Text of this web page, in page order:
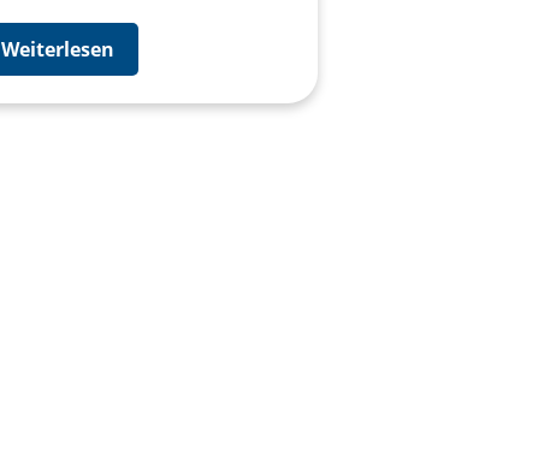
Weiterlesen